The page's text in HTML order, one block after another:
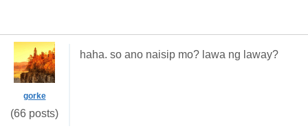
gorke
(66 posts)
haha. so ano naisip mo? lawa ng laway?